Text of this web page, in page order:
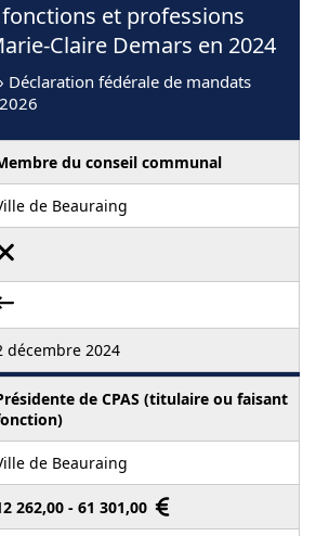
et professions
Claire Demars en 2024
Déclaration fédérale de mandats
du conseil communal
de Beauraing
décembre 2024
de CPAS (titulaire ou faisant
de Beauraing
262,00 - 61 301,00